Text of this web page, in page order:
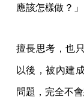
應該怎樣做？」
擅長思考，也
以後，被內建
問題，完全不